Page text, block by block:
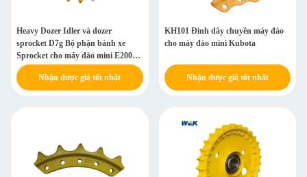
Heavy Dozer Idler và dozer
sprocket D7g Bộ phận bánh xe
Sprocket cho máy đào mini E200b
Pc220 Pc200-6 D9l
Nhận được giá tốt nhất
KH101 Đinh dây chuyền máy đào
cho máy đào mini Kubota
Nhận được giá tốt nhất